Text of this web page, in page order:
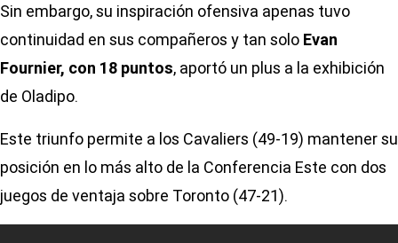
Sin embargo, su inspiración ofensiva apenas tuvo
continuidad en sus compañeros y tan solo Evan
Fournier, con 18 puntos, aportó un plus a la exhibición
de Oladipo.
Este triunfo permite a los Cavaliers (49-19) mantener su
posición en lo más alto de la Conferencia Este con dos
juegos de ventaja sobre Toronto (47-21).